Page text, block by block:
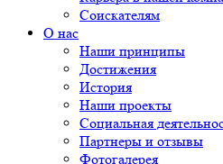
Соискателям
О нас
Наши принципы
Достижения
История
Наши проекты
Социальная
Партнеры и отзывы
Фотогалерея